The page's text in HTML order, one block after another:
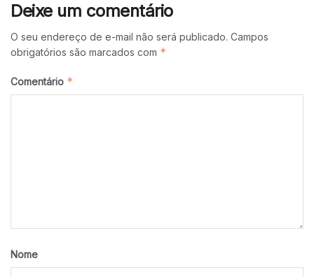
Deixe um comentário
O seu endereço de e-mail não será publicado. Campos
obrigatórios são marcados com *
Comentário *
Nome